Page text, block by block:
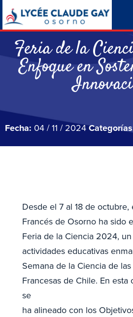
Feria de la
Enfoque en
Fecha: 04 / 11 / 2024
Desde el 7 al 18 de octubre,
Francés de Osorno ha sido
Feria de la Ciencia 2024,
actividades educativas
Semana de la Ciencia de
Francesas de Chile. En esta
se
ha alineado con los